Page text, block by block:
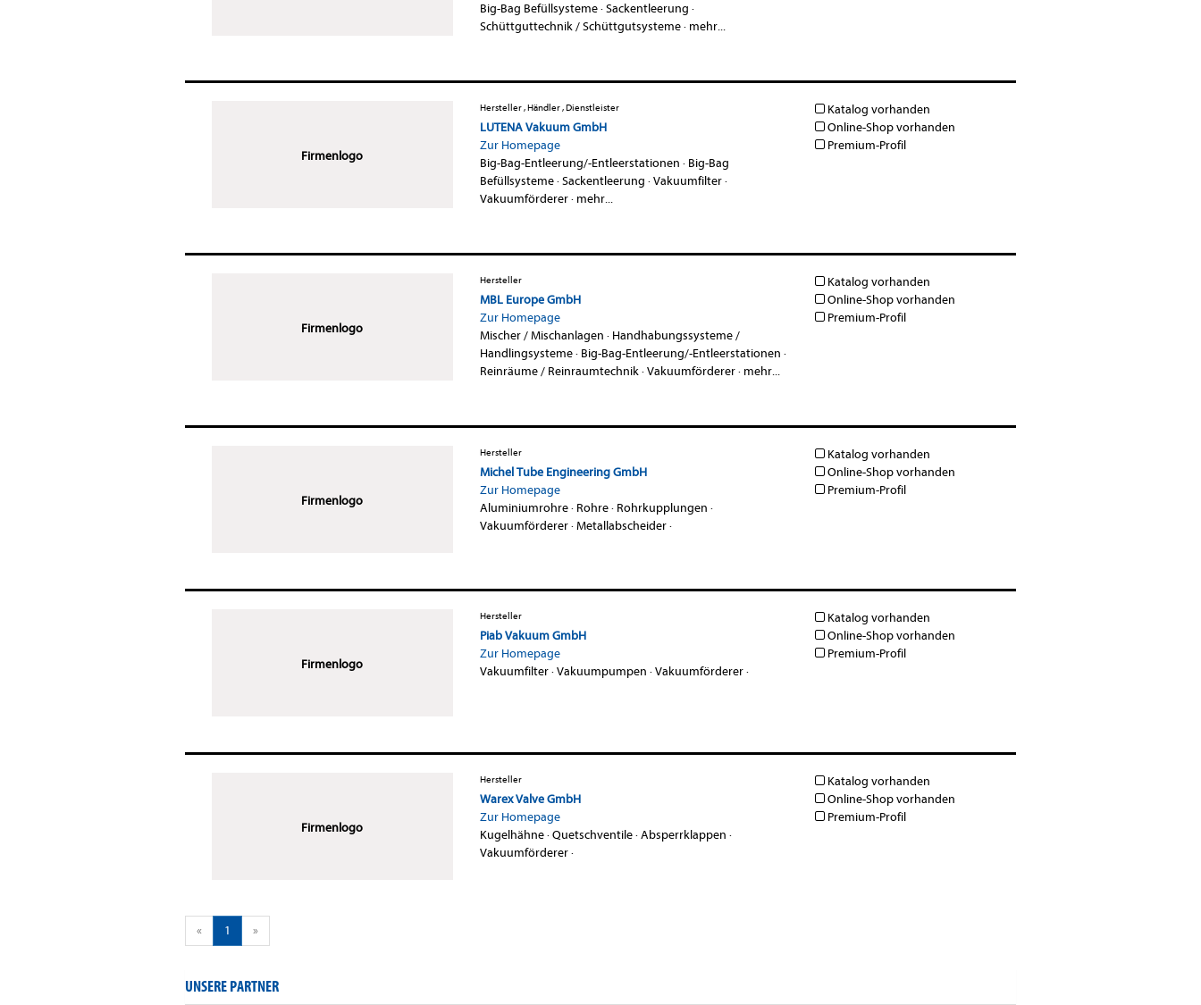
Big-Bag Befüllsysteme·Sackentleerung ·
Schüttguttechnik / Schüttgutsysteme· mehr...
Firmenlogo
Hersteller , Händler , Dienstleister
LUTENA Vakuum GmbH
Zur Homepage
Big-Bag-Entleerung/-Entleerstationen · Big-Bag
Befüllsysteme·Sackentleerung ·Vakuumfilter·
Vakuumförderer· mehr...
Katalog vorhanden
Online-Shop vorhanden
Premium-Profil
Firmenlogo
Hersteller
MBL Europe GmbH
Zur Homepage
Mischer / Mischanlagen · Handhabungssysteme /
Handlingsysteme· Big-Bag-Entleerung/-Entleerstationen ·
Reinräume / Reinraumtechnik·Vakuumförderer· mehr...
Katalog vorhanden
Online-Shop vorhanden
Premium-Profil
Firmenlogo
Hersteller
Michel Tube Engineering GmbH
Zur Homepage
Aluminiumrohre· Rohre· Rohrkupplungen ·
Vakuumförderer·Metallabscheider·
Katalog vorhanden
Online-Shop vorhanden
Premium-Profil
Firmenlogo
Hersteller
Piab Vakuum GmbH
Zur Homepage
Vakuumfilter·Vakuumpumpen ·Vakuumförderer·
Katalog vorhanden
Online-Shop vorhanden
Premium-Profil
Firmenlogo
Hersteller
Warex Valve GmbH
Zur Homepage
Kugelhähne·Quetschventile·Absperrklappen ·
Vakuumförderer·
Katalog vorhanden
Online-Shop vorhanden
Premium-Profil
« 1 »
UNSERE PARTNER